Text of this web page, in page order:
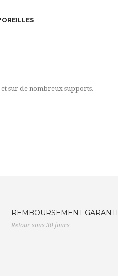
sur de nombreux supports.
REMBOURSEMENT GARANTI
Retour sous 30 jours